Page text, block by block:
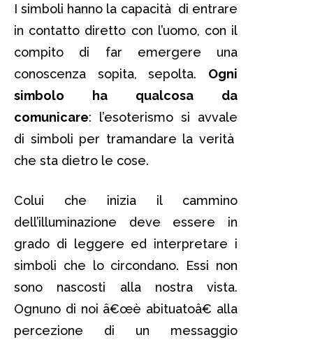
I simboli hanno la capacità di entrare
in contatto diretto con l’uomo, con il
compito di far emergere una
conoscenza sopita, sepolta. Ogni
simbolo ha qualcosa da
comunicare: l’esoterismo si avvale
di simboli per tramandare la verità
che sta dietro le cose.
Colui che inizia il cammino
dell’illuminazione deve essere in
grado di leggere ed interpretare i
simboli che lo circondano. Essi non
sono nascosti alla nostra vista.
Ognuno di noi â€œè abituatoâ€ alla
percezione di un messaggio